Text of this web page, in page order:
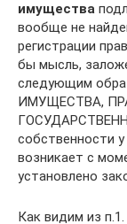
имущества
вообще не
регистрации
бы мысль,
следующим
ИМУЩЕСТВА,
собственности
возникает с
установлено
Как видим из